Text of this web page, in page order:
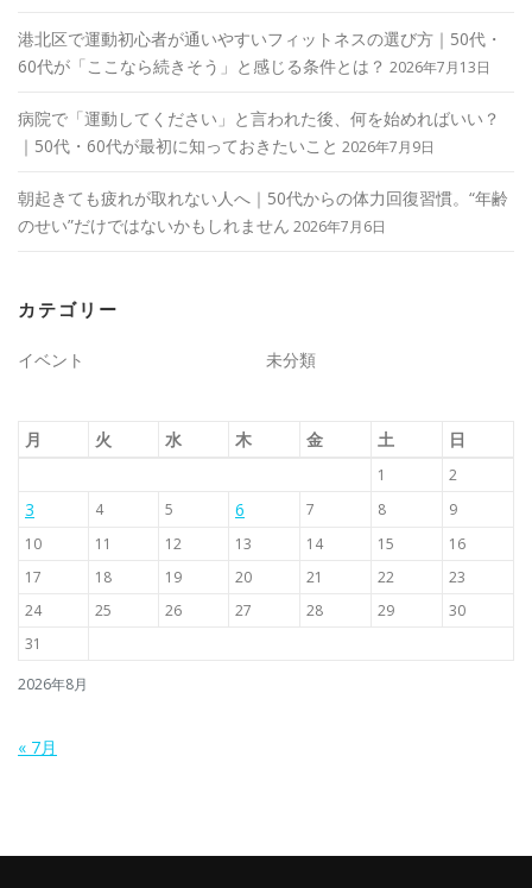
港北区で運動初心者が通いやすいフィットネスの選び方｜50代・
60代が「ここなら続きそう」と感じる条件とは？ 2026年7月13日
病院で「運動してください」と言われた後、何を始めればいい？
｜50代・60代が最初に知っておきたいこと 2026年7月9日
朝起きても疲れが取れない人へ｜50代からの体力回復習慣。“年齢
のせい”だけではないかもしれません 2026年7月6日
カテゴリー
イベント 未分類
2026年8月
月 火 水 木 金 土 日
1 2
3 4 5 6 7 8
9
10
11 12 13 14 15
16
17
18 19 20 21 22
23
24
25 26 27 28 29
30
31
« 7月